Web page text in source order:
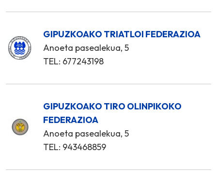
GIPUZKOAKO TRIATLOI FEDERAZIOA
Anoeta pasealekua, 5
TEL: 677243198
GIPUZKOAKO TIRO OLINPIKOKO
FEDERAZIOA
Anoeta pasealekua, 5
TEL: 943468859